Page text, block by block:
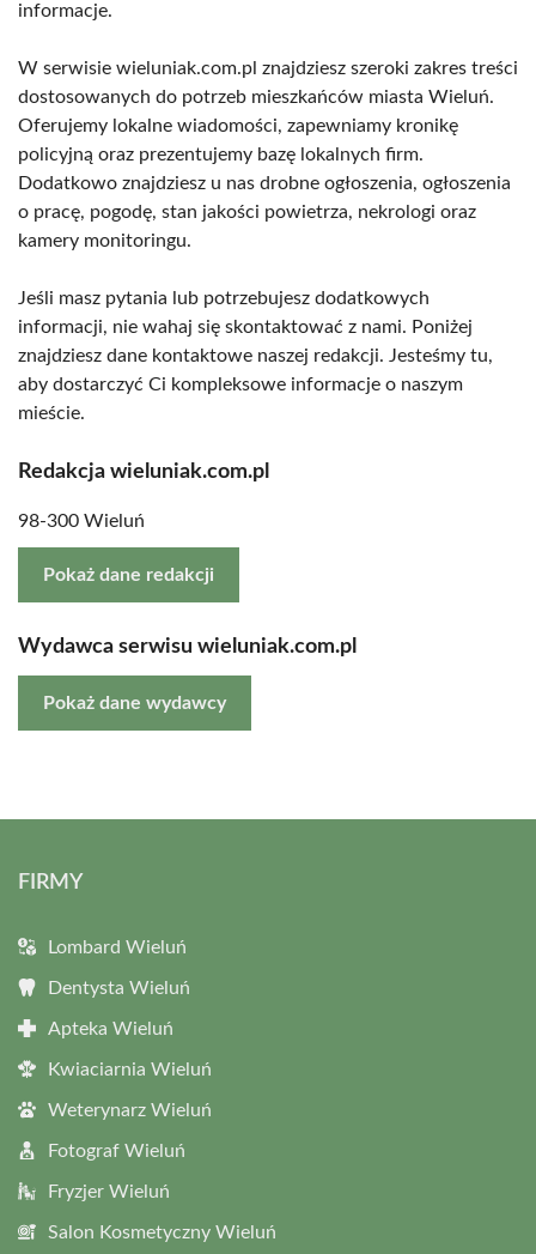
informacje.
W serwisie wieluniak.com.pl znajdziesz szeroki zakres treści
dostosowanych do potrzeb mieszkańców miasta Wieluń.
Oferujemy lokalne wiadomości, zapewniamy kronikę
policyjną oraz prezentujemy bazę lokalnych firm.
Dodatkowo znajdziesz u nas drobne ogłoszenia, ogłoszenia
o pracę, pogodę, stan jakości powietrza, nekrologi oraz
kamery monitoringu.
Jeśli masz pytania lub potrzebujesz dodatkowych
informacji, nie wahaj się skontaktować z nami. Poniżej
znajdziesz dane kontaktowe naszej redakcji. Jesteśmy tu,
aby dostarczyć Ci kompleksowe informacje o naszym
mieście.
Redakcja wieluniak.com.pl
98-300 Wieluń
Pokaż dane redakcji
Wydawca serwisu wieluniak.com.pl
Pokaż dane wydawcy
FIRMY
Lombard Wieluń
Dentysta Wieluń
Apteka Wieluń
Kwiaciarnia Wieluń
Weterynarz Wieluń
Fotograf Wieluń
Fryzjer Wieluń
Salon Kosmetyczny Wieluń